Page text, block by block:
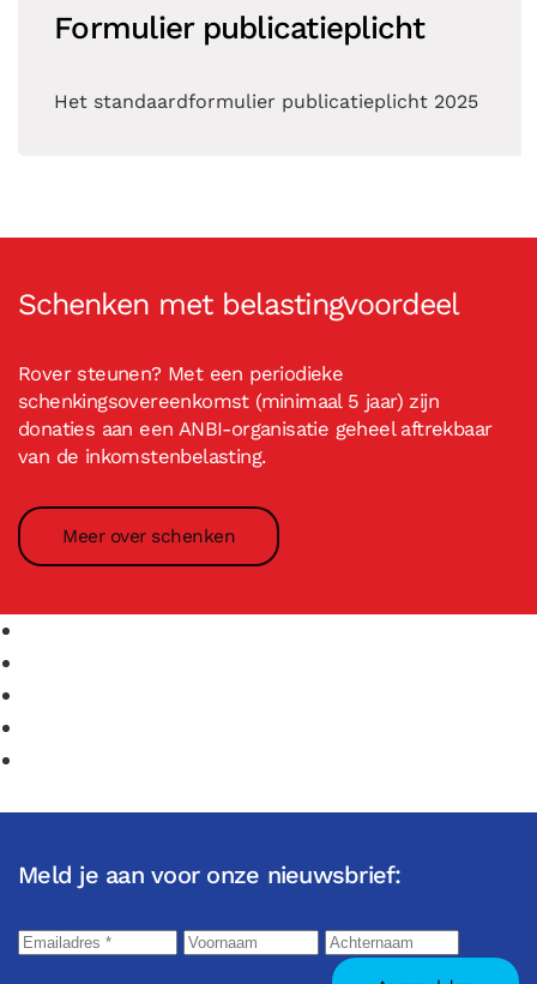
Formulier publicatieplicht
Het standaardformulier publicatieplicht 2025
Schenken met belastingvoordeel
Rover steunen? Met een periodieke
schenkingsovereenkomst (minimaal 5 jaar) zijn
donaties aan een ANBI-organisatie geheel aftrekbaar
van de inkomstenbelasting.
Meer over schenken
Meld je aan voor onze nieuwsbrief: